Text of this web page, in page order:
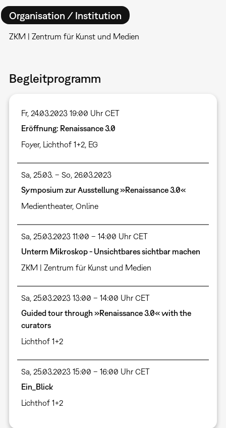
Organisation / Institution
ZKM | Zentrum für Kunst und Medien
Begleitprogramm
Fr, 24.03.2023 19:00 Uhr CET
Eröffnung: Renaissance 3.0
Foyer, Lichthof 1+2, EG
Sa, 25.03. – So, 26.03.2023
Symposium zur Ausstellung »Renaissance 3.0«
Medientheater, Online
Sa, 25.03.2023 11:00 – 14:00 Uhr CET
Unterm Mikroskop - Unsichtbares sichtbar machen
ZKM | Zentrum für Kunst und Medien
Sa, 25.03.2023 13:00 – 14:00 Uhr CET
Guided tour through »Renaissance 3.0« with the
curators
Lichthof 1+2
Sa, 25.03.2023 15:00 – 16:00 Uhr CET
Ein_Blick
Lichthof 1+2